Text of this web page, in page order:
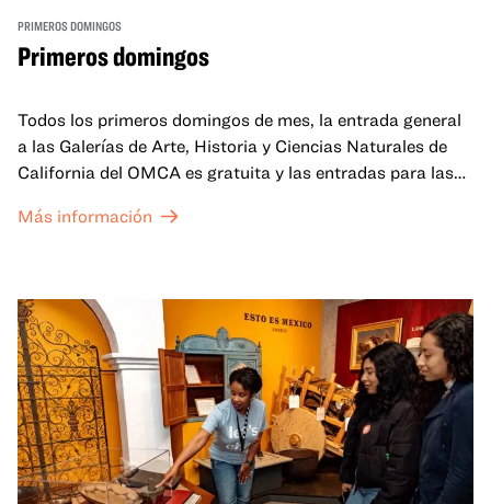
PRIMEROS DOMINGOS
Primeros domingos
Todos los primeros domingos de mes, la entrada general
a las Galerías de Arte, Historia y Ciencias Naturales de
California del OMCA es gratuita y las entradas para las
a un precio reducido de 6 $.
Más información